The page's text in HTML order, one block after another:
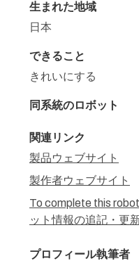
生まれた地域
日本
できること
きれいにする
同系統のロボット
関連リンク
製品ウェブサイト
製作者ウェブサイト
To complete this
ット情報の追記・更
プロフィール執筆者